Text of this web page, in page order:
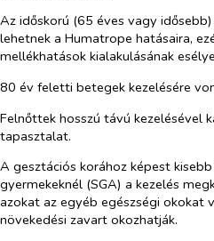
Az időskorú (65 éves vagy
lehetnek a Humatrope hatásaira,
mellékhatások kialakulásának
80 év feletti betegek kezelésére
Felnőttek hosszú távú kezelésével
tapasztalat.
A gesztációs korához képest
gyermekeknél (SGA) a kezelés
azokat az egyéb egészségi okokat
növekedési zavart okozhatják.